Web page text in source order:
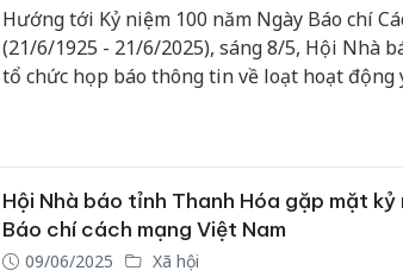
Hướng tới Kỷ niệm 100 năm Ngày Báo chí
(21/6/1925 - 21/6/2025), sáng 8/5, Hội Nhà
tổ chức họp báo thông tin về loạt hoạt động
Hội Nhà báo tỉnh Thanh Hóa gặp mặt kỷ
Báo chí cách mạng Việt Nam
09/06/2025 Xã hội